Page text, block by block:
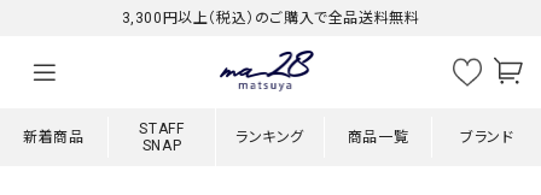
3,300円以上（税込）のご購入で全品送料無料
新着商品
STAFF
SNAP
ランキング 商品一覧 ブランド